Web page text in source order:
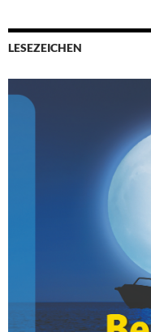
LESEZEICHEN